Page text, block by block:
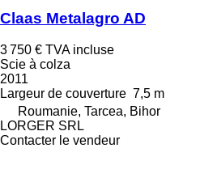
Claas Metalagro AD
3 750 € TVA incluse
Scie à colza
2011
Largeur de couverture 7,5 m
Roumanie, Tarcea, Bihor
LORGER SRL
Contacter le vendeur